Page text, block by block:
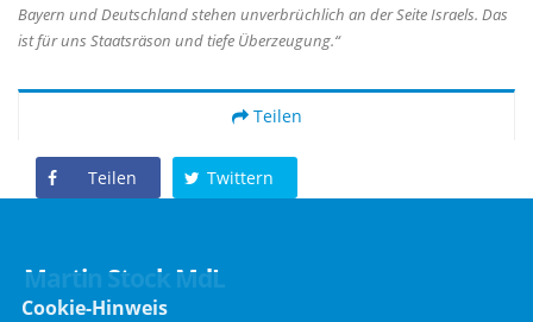
Bayern und Deutschland stehen unverbrüchlich an der Seite Israels. Das
ist für uns Staatsräson und tiefe Überzeugung.“
Teilen
Teilen Twittern
Martin Stock MdL
Cookie-Hinweis